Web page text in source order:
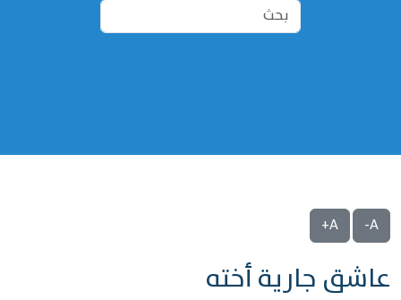
A-
A+
عاشق جارية أخته